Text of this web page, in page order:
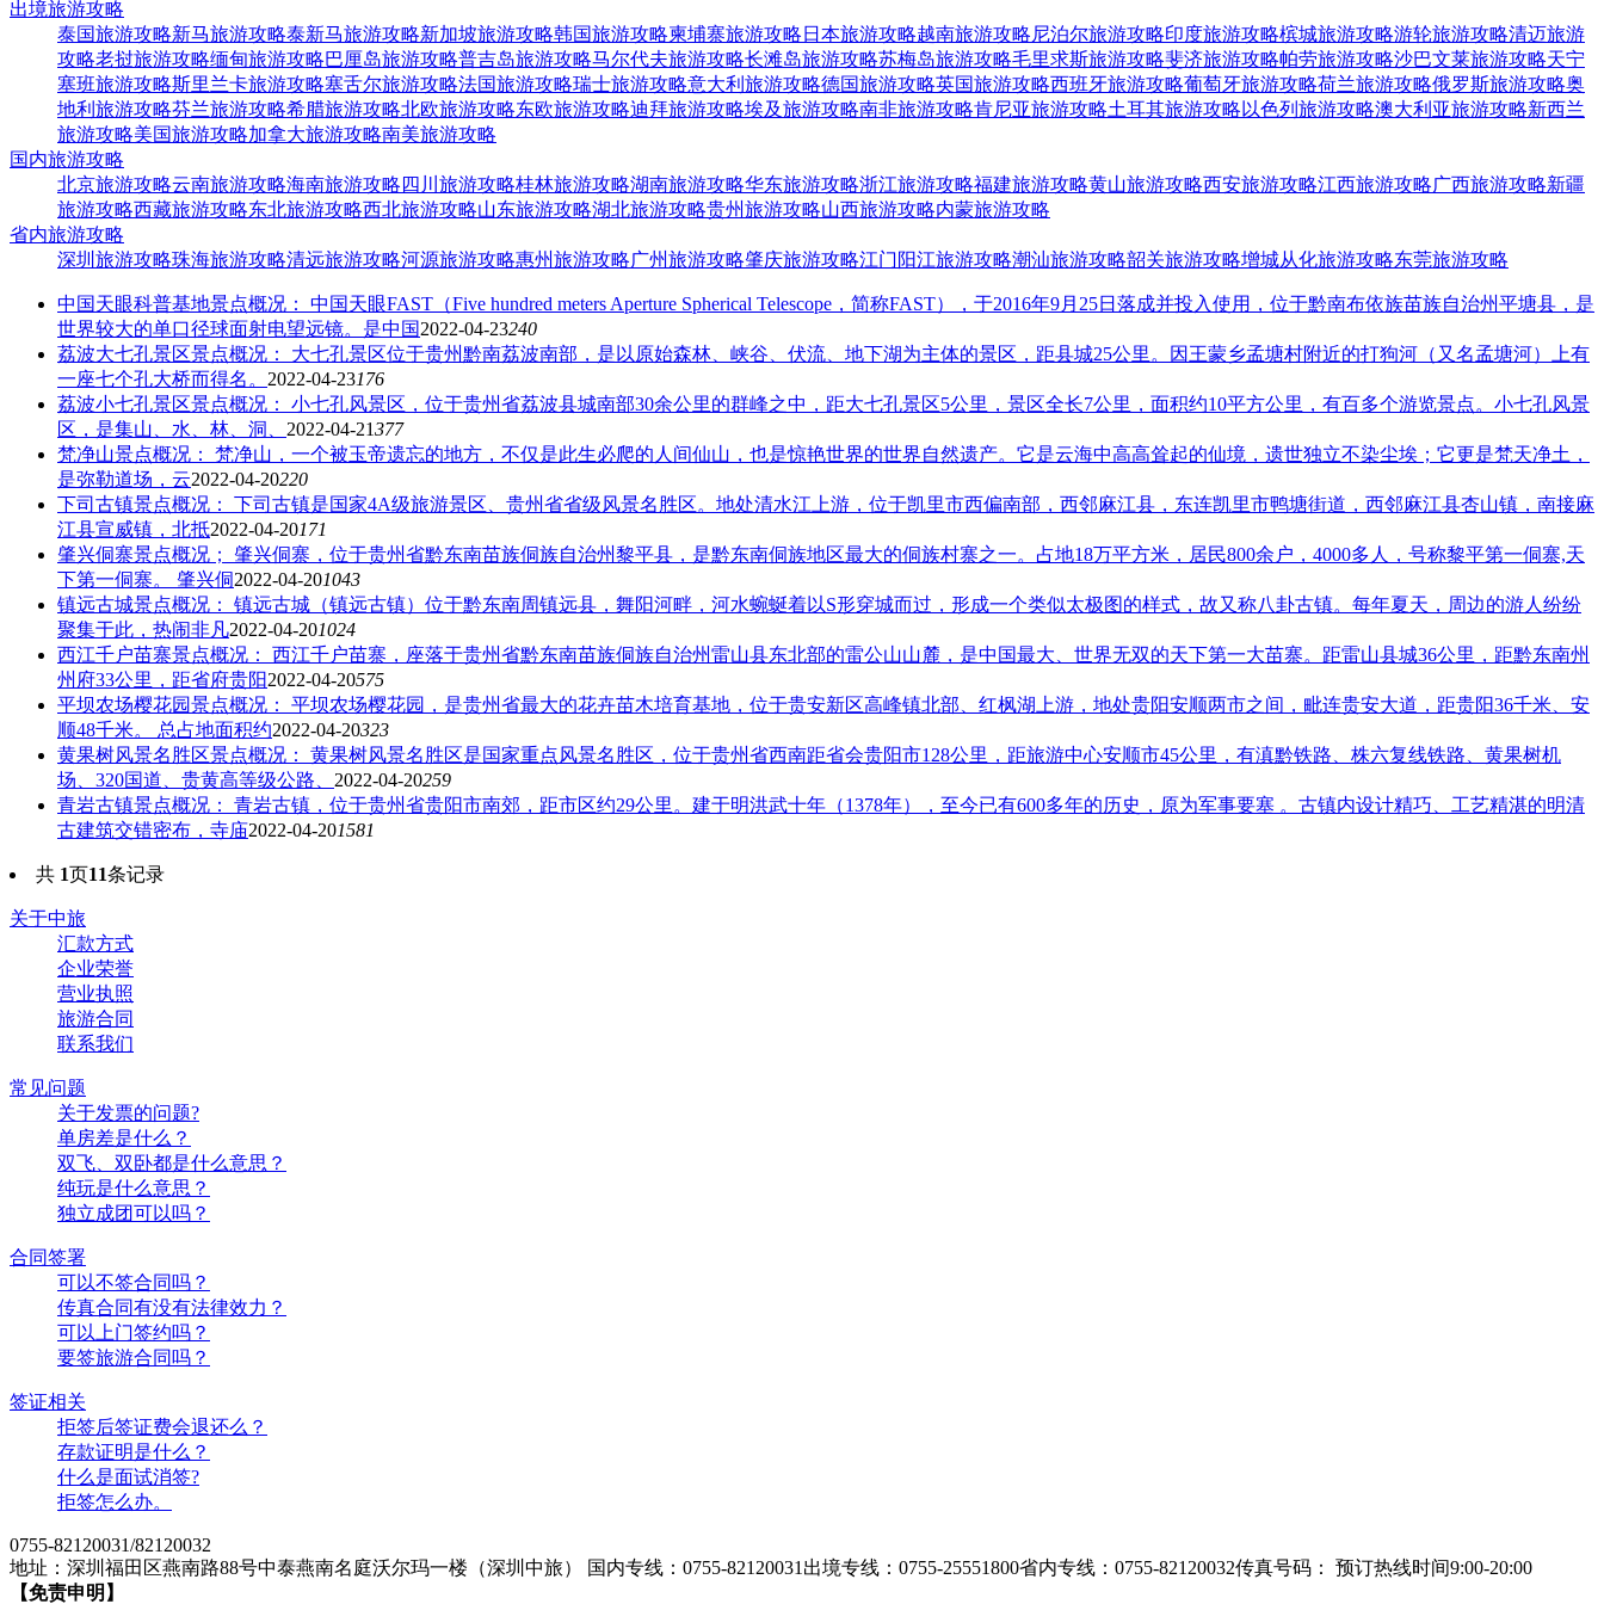
出境旅游攻略
泰国旅游攻略新马旅游攻略泰新马旅游攻略新加坡旅游攻略韩国旅游攻略柬埔寨旅游攻略 日本旅游攻略越南旅游攻略尼泊尔旅游攻略印度旅游攻略槟城旅游攻略游轮旅游攻略清迈旅游
攻略老挝旅游攻略缅甸旅游攻略巴厘岛旅游攻略普吉岛旅游攻略马尔代夫旅游攻略长滩岛旅游攻略苏梅岛旅游攻略毛里求斯旅游攻略斐济旅游攻略帕劳旅游攻略沙巴文莱旅游攻略天宁
塞班旅游攻略斯里兰卡旅游攻略塞舌尔旅游攻略法国旅游攻略瑞士旅游攻略意大利旅游攻略德国旅游攻略英国旅游攻略西班牙旅游攻略葡萄牙旅游攻略荷兰旅游攻略俄罗斯旅游攻略奥
地利旅游攻略芬兰旅游攻略希腊旅游攻略北欧旅游攻略东欧旅游攻略迪拜旅游攻略埃及旅游攻略南非旅游攻略肯尼亚旅游攻略土耳其旅游攻略 以色列旅游攻略澳大利亚旅游攻略新西兰
旅游攻略美国旅游攻略加拿大旅游攻略南美旅游攻略
国内旅游攻略
北京旅游攻略云南旅游攻略海南旅游攻略 四川旅游攻略桂林旅游攻略湖南旅游攻略华东旅游攻略浙江旅游攻略福建旅游攻略黄山旅游攻略西安旅游攻略江西旅游攻略广西旅游攻略新疆
旅游攻略西藏旅游攻略东北旅游攻略西北旅游攻略山东旅游攻略湖北旅游攻略贵州旅游攻略山西旅游攻略内蒙旅游攻略
省内旅游攻略
深圳旅游攻略珠海旅游攻略清远旅游攻略河源旅游攻略惠州旅游攻略广州旅游攻略肇庆旅游攻略江门阳江旅游攻略潮汕旅游攻略韶关旅游攻略增城从化旅游攻略东莞旅游攻略
中国天眼科普基地景点概况： 中国天眼FAST（Five hundred meters Aperture Spherical Telescope，简称FAST），于2016年9月25日落成并投入使用，位于黔南布依族苗族自治州平塘县，是
世界较大的单口径球面射电望远镜。是中国2022-04-23240
荔波大七孔景区景点概况： 大七孔景区位于贵州黔南荔波南部，是以原始森林、峡谷、伏流、地下湖为主体的景区，距县城25公里。因王蒙乡孟塘村附近的打狗河（又名孟塘河）上有
一座七个孔大桥而得名。 2022-04-23176
荔波小七孔景区景点概况： 小七孔风景区，位于贵州省荔波县城南部30余公里的群峰之中，距大七孔景区5公里，景区全长7公里，面积约10平方公里，有百多个游览景点。小七孔风景
区，是集山、水、林、洞、 2022-04-21377
梵净山景点概况： 梵净山，一个被玉帝遗忘的地方，不仅是此生必爬的人间仙山，也是惊艳世界的世界自然遗产。它是云海中高高耸起的仙境，遗世独立不染尘埃；它更是梵天净土，
是弥勒道场，云2022-04-20220
下司古镇景点概况： 下司古镇是国家4A级旅游景区、贵州省省级风景名胜区。地处清水江上游，位于凯里市西偏南部，西邻麻江县，东连凯里市鸭塘街道，西邻麻江县杏山镇，南接麻
江县宣威镇，北抵2022-04-20171
肇兴侗寨景点概况； 肇兴侗寨，位于贵州省黔东南苗族侗族自治州黎平县，是黔东南侗族地区最大的侗族村寨之一。占地18万平方米，居民800余户，4000多人，号称黎平第一侗寨,天
下第一侗寨。 肇兴侗2022-04-201043
镇远古城景点概况： 镇远古城（镇远古镇）位于黔东南周镇远县，舞阳河畔，河水蜿蜒着以S形穿城而过，形成一个类似太极图的样式，故又称八卦古镇。每年夏天，周边的游人纷纷
聚集于此，热闹非凡2022-04-201024
西江千户苗寨景点概况： 西江千户苗寨，座落于贵州省黔东南苗族侗族自治州雷山县东北部的雷公山山麓，是中国最大、世界无双的天下第一大苗寨。距雷山县城36公里，距黔东南州
州府33公里，距省府贵阳2022-04-20575
平坝农场樱花园景点概况： 平坝农场樱花园，是贵州省最大的花卉苗木培育基地，位于贵安新区高峰镇北部、红枫湖上游，地处贵阳安顺两市之间，毗连贵安大道，距贵阳36千米、安
顺48千米。 总占地面积约2022-04-20323
黄果树风景名胜区景点概况： 黄果树风景名胜区是国家重点风景名胜区，位于贵州省西南距省会贵阳市128公里，距旅游中心安顺市45公里，有滇黔铁路、株六复线铁路、黄果树机
场、320国道、贵黄高等级公路、 2022-04-20259
青岩古镇景点概况： 青岩古镇，位于贵州省贵阳市南郊，距市区约29公里。建于明洪武十年（1378年），至今已有600多年的历史，原为军事要塞 。古镇内设计精巧、工艺精湛的明清
古建筑交错密布，寺庙2022-04-201581
共 1页11条记录
关于中旅
汇款方式
企业荣誉
营业执照
旅游合同
联系我们
常见问题
关于发票的问题?
单房差是什么？
双飞、双卧都是什么意思？
纯玩是什么意思？
独立成团可以吗？
合同签署
可以不签合同吗？
传真合同有没有法律效力？
可以上门签约吗？
要签旅游合同吗？
签证相关
拒签后签证费会退还么？
存款证明是什么？
什么是面试消签?
拒签怎么办。
0755-82120031/82120032
地址：深圳福田区燕南路88号中泰燕南名庭沃尔玛一楼（深圳中旅）
国内专线：0755-82120031 出境专线：0755-25551800省内专线：0755-82120032传真号码：
预订热线时间9:00-20:00
【免责申明】